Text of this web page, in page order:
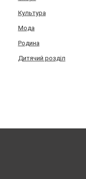
Культура
Мода
Родина
Дитячий розділ